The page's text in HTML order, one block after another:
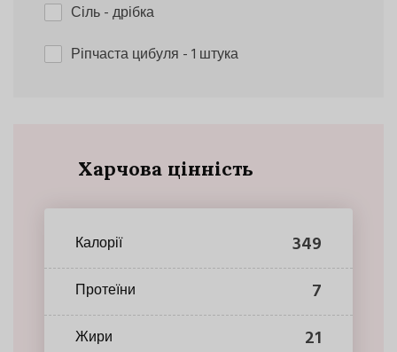
Сіль- дрібка
Ріпчаста цибуля - 1 штука
Харчова цінність
Калорії 349
Протеїни 7
Жири 21